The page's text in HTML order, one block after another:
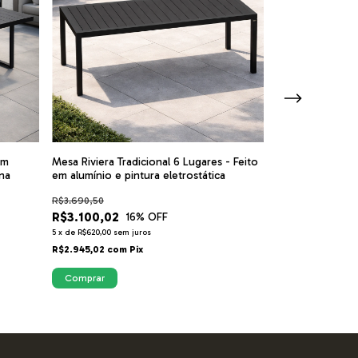
Mesa Riviera Tradicional 6 Lugares - Feito
em alumínio e pintura eletrostática
R$3.100,02
R$3.690,50
16% OFF
5 x de R$620,00 sem juros
R$2.945,02 com Pix
Comprar